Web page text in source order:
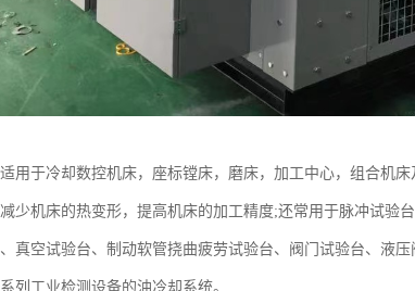
用于冷却数控机床，座标镗床，磨床，加工中心，组合机
少机床的热变形，提高机床的加工精度;还常用于脉冲试验
真空试验台、制动软管挠曲疲劳试验台、阀门试验台、液
列工业检测设备的油冷却系统。